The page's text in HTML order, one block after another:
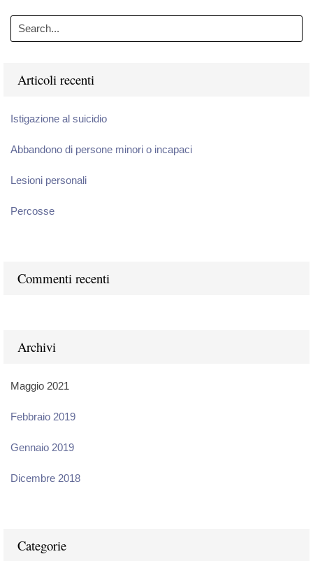
Articoli recenti
Istigazione al suicidio
Abbandono di persone minori o incapaci
Lesioni personali
Percosse
Commenti recenti
Archivi
Maggio 2021
Febbraio 2019
Gennaio 2019
Dicembre 2018
Categorie